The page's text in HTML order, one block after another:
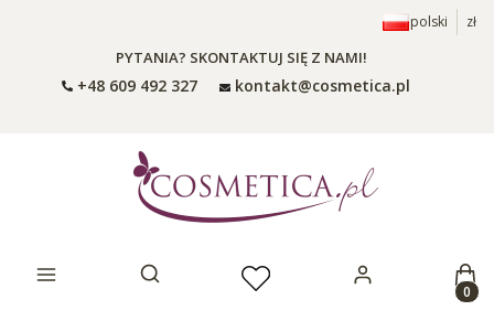
polski zł
PYTANIA? SKONTAKTUJ SIĘ Z NAMI!
+48 609 492 327 kontakt@cosmetica.pl
Otwórz wyszukiwarkę